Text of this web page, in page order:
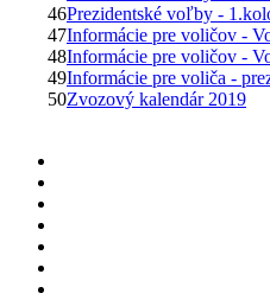
46Prezidentské voľby -
47Informácie pre voličov -
48Informácie pre voličov -
49Informácie pre voliča -
50Zvozový kalendár 2019